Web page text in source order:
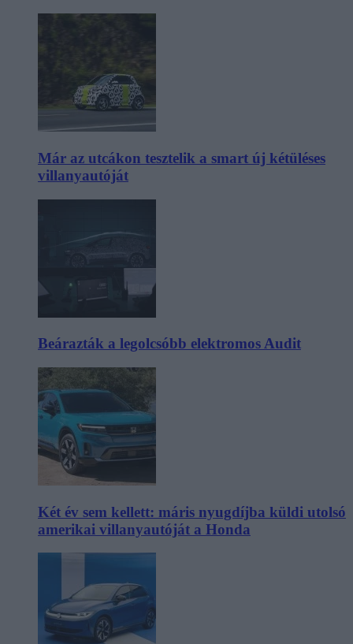
Már az utcákon tesztelik a smart új kétüléses
villanyautóját
Beárazták a legolcsóbb elektromos Audit
Két év sem kellett: máris nyugdíjba küldi utolsó
amerikai villanyautóját a Honda